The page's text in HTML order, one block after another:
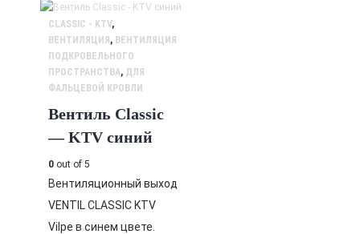
CLASSIC - KTV,
ВЕНТИЛЯЦИЯ, ВЕНТИЛЯЦИЯ
ПОДКРОВЕЛЬНОГО
ПРОСТРАНСТВА, ДЛЯ
ФАЛЬЦЕВОЙ КРОВЛИ
Вентиль Classic
— KTV синий
0 out of 5
Вентиляционный выход
VENTIL CLASSIC KTV
Vilpe в синем цвете.